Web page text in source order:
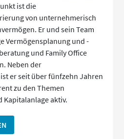
ist die
von unternehmerisch
Er und sein Team
Vermögensplanung und -
und Family Office
Neben der
er seit über fünfzehn Jahren
zu den Themen
Kapitalanlage aktiv.